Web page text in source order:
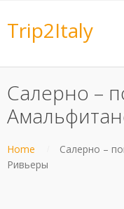
Trip2Italy
Салерно –
Home
Салерно –
Ривьеры